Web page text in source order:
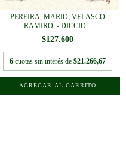
PEREIRA, MARIO; VELASCO
RAMIRO. - DICCIO...
$127.600
6 cuotas sin interés de $21.266,67